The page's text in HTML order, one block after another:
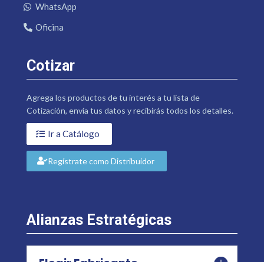
WhatsApp
Oficina
Cotizar
Agrega los productos de tu interés a tu lista de
Cotización, envía tus datos y recibirás todos los detalles.
Ir a Catálogo
Regístrate como Distribuidor
Alianzas Estratégicas